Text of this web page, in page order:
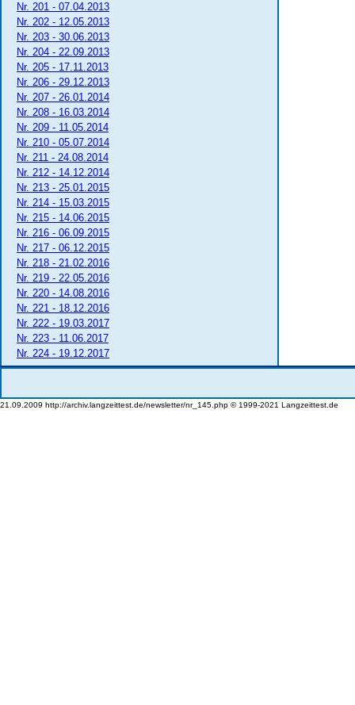
Nr. 201 - 07.04.2013
Nr. 202 - 12.05.2013
Nr. 203 - 30.06.2013
Nr. 204 - 22.09.2013
Nr. 205 - 17.11.2013
Nr. 206 - 29.12.2013
Nr. 207 - 26.01.2014
Nr. 208 - 16.03.2014
Nr. 209 - 11.05.2014
Nr. 210 - 05.07.2014
Nr. 211 - 24.08.2014
Nr. 212 - 14.12.2014
Nr. 213 - 25.01.2015
Nr. 214 - 15.03.2015
Nr. 215 - 14.06.2015
Nr. 216 - 06.09.2015
Nr. 217 - 06.12.2015
Nr. 218 - 21.02.2016
Nr. 219 - 22.05.2016
Nr. 220 - 14.08.2016
Nr. 221 - 18.12.2016
Nr. 222 - 19.03.2017
Nr. 223 - 11.06.2017
Nr. 224 - 19.12.2017
21.09.2009 http://archiv.langzeittest.de/newsletter/nr_145.php © 1999-2021 Langzeittest.de